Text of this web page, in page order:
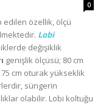
0
edilen özellik, ölçü
Lobi
değişiklik
genişlik ölçüsü; 80 cm
cm oturak yükseklik
süngerin
olabilir. Lobi koltuğu